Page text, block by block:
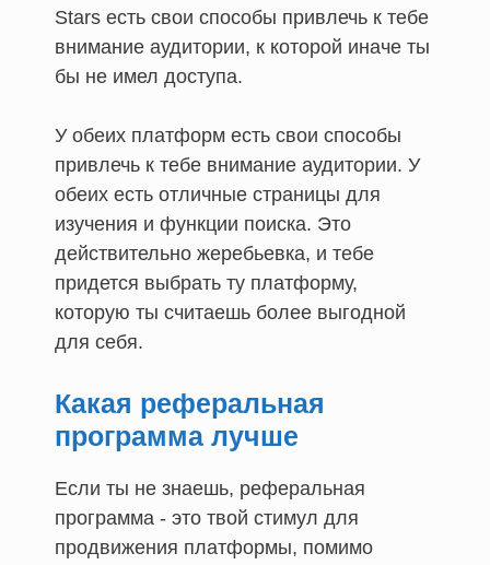
Stars есть свои способы привлечь к тебе
внимание аудитории, к которой иначе ты
бы не имел доступа.
У обеих платформ есть свои способы
привлечь к тебе внимание аудитории. У
обеих есть отличные страницы для
изучения и функции поиска. Это
действительно жеребьевка, и тебе
придется выбрать ту платформу,
которую ты считаешь более выгодной
для себя.
Какая реферальная
программа лучше
Если ты не знаешь, реферальная
программа - это твой стимул для
продвижения платформы, помимо